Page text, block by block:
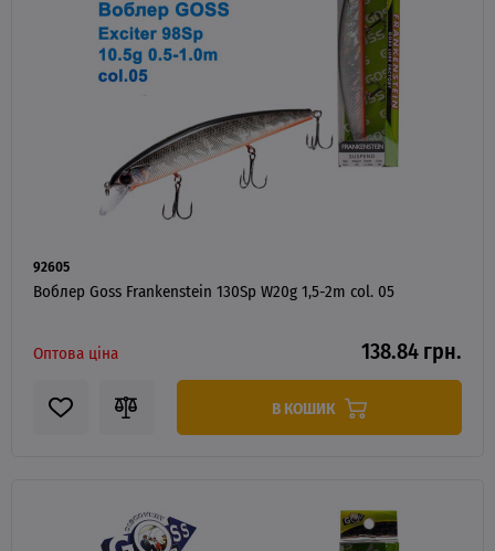
92605
Воблер Goss Frankenstein 130Sp W20g 1,5-2m col. 05
Оптова ціна 138.84 грн.
В КОШИК